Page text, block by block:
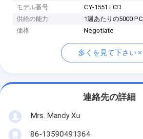
モデル番号
CY-1551 LCD
供給の能力
1週あたりの5000 PC
価格
Negotiate
多くを見て下さい
連絡先の詳細
Mrs. Mandy Xu
86-13590491364